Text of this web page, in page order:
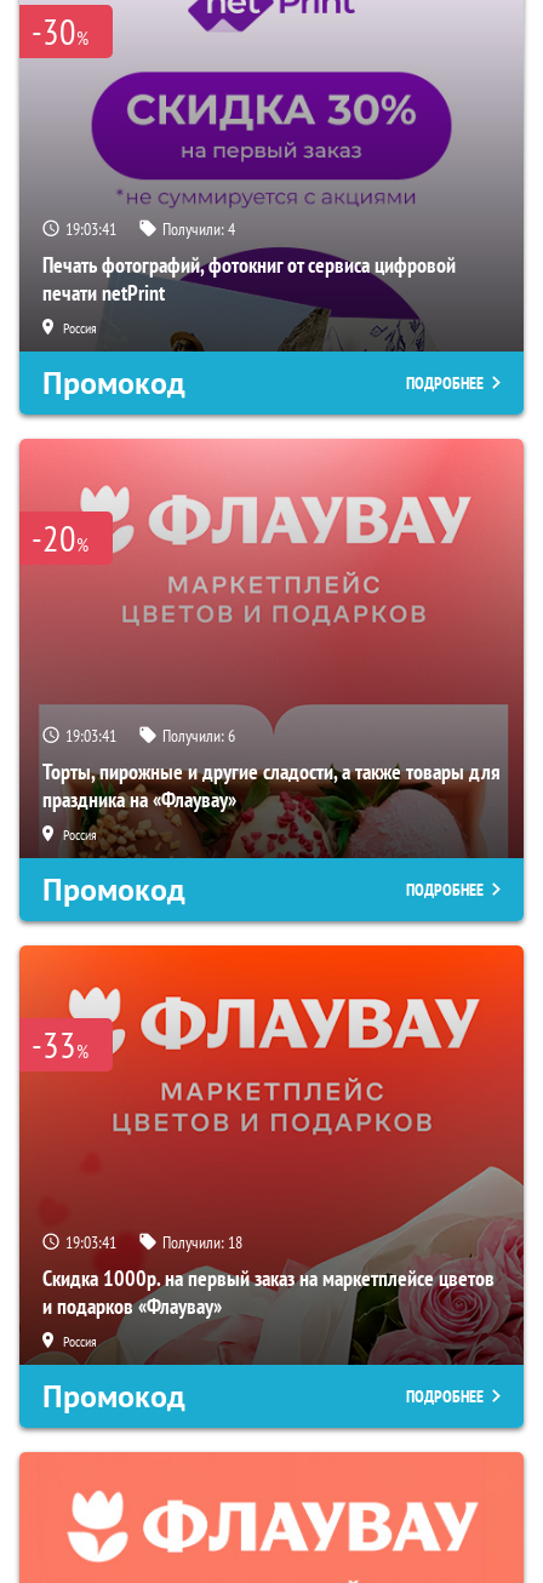
-30%
19:03:40 Получили:4
Печать фотографий, фотокниг от сервиса цифровой
печати netPrint
Россия
Промокод ПОДРОБНЕЕ
-20%
19:03:40 Получили:6
Торты, пирожные и другие сладости, а также товары для
праздника на «Флаувау»
Россия
Промокод ПОДРОБНЕЕ
-33%
19:03:40 Получили: 18
Скидка 1000р. на первый заказ на маркетплейсе цветов
и подарков «Флаувау»
Россия
Промокод ПОДРОБНЕЕ